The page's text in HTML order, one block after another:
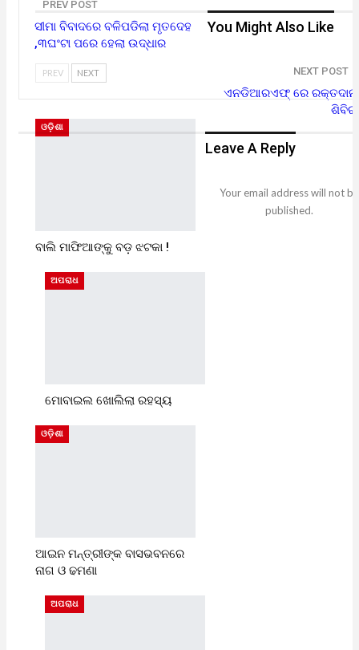
PREV POST
ସୀମା ବିବାଦରେ ବଳିପଡିଲା ମୃତଦେହ
,୩ଘଂଟା ପରେ ହେଲା ଉଦ୍ଧାର
NEXT POST
ଏନଡିଆରଏଫ୍ ରେ ରକ୍ତଦାନ
ଶିବିର
You Might Also Like
ଓଡ଼ିଶା
ବାଲି ମାଫିଆଙ୍କୁ ବଡ଼ ଝଟକା !
ଅପରାଧ
ମୋବାଇଲ ଖୋଲିଲା ରହସ୍ୟ
ଓଡ଼ିଶା
ଆଇନ ମନ୍ତ୍ରୀଙ୍କ ବାସଭବନରେ
ନାଗ ଓ ଢମଣା
ଅପରାଧ
PREV NEXT
Leave A Reply
Your email address will not be
published.